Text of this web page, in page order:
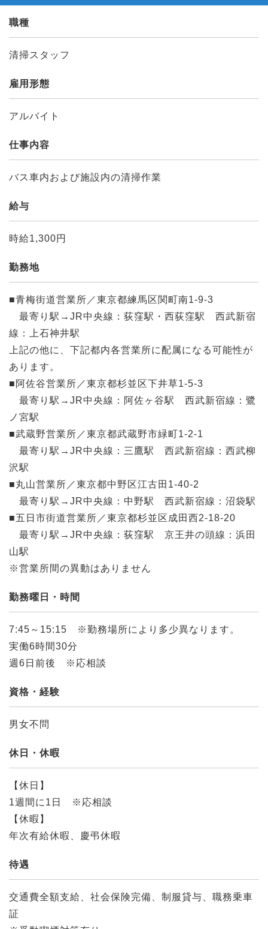
職種
清掃スタッフ
雇用形態
アルバイト
仕事内容
バス車内および施設内の清掃作業
給与
時給1,300円
勤務地
■青梅街道営業所／東京都練馬区関町南1-9-3
最寄り駅→JR中央線：荻窪駅・西荻窪駅 西武新宿
線：上石神井駅
上記の他に、下記都内各営業所に配属になる可能性が
あります。
■阿佐谷営業所／東京都杉並区下井草1-5-3
最寄り駅→JR中央線：阿佐ヶ谷駅 西武新宿線：鷺
ノ宮駅
■武蔵野営業所／東京都武蔵野市緑町1-2-1
最寄り駅→JR中央線：三鷹駅 西武新宿線：西武柳
沢駅
■丸山営業所／東京都中野区江古田1-40-2
最寄り駅→JR中央線：中野駅 西武新宿線：沼袋駅
■五日市街道営業所／東京都杉並区成田西2-18-20
最寄り駅→JR中央線：荻窪駅 京王井の頭線：浜田
山駅
※営業所間の異動はありません
勤務曜日・時間
7:45～15:15 ※勤務場所により多少異なります。
実働6時間30分
週6日前後 ※応相談
資格・経験
男女不問
休日・休暇
【休日】
1週間に1日 ※応相談
【休暇】
年次有給休暇、慶弔休暇
待遇
交通費全額支給、社会保険完備、制服貸与、職務乗車
証